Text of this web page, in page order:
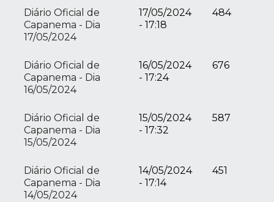
Diário Oficial de
Capanema - Dia
17/05/2024
17/05/2024
- 17:18
484
Diário Oficial de
Capanema - Dia
16/05/2024
16/05/2024
- 17:24
676
Diário Oficial de
Capanema - Dia
15/05/2024
15/05/2024
- 17:32
587
Diário Oficial de
Capanema - Dia
14/05/2024
14/05/2024
- 17:14
451